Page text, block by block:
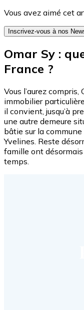
Vous avez aimé cet
Inscrivez-vous à nos
Omar Sy :
France ?
Vous l’aurez
immobilier
il convient, jusqu’à
une autre demeure
bâtie sur la
Yvelines. Reste
famille ont
temps.